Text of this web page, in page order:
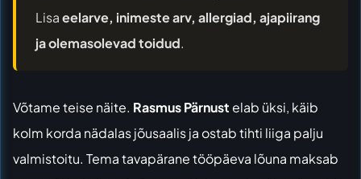
Lisaeelarve, inimeste arv, allergiad, ajapiirang
ja olemasolevad toidud.
Võtame teise näite. Rasmus Pärnust elab üksi, käib
kolm korda nädalas jõusaalis ja ostab tihti liiga palju
valmistoitu. Tema tavapärane tööpäeva lõuna maksab